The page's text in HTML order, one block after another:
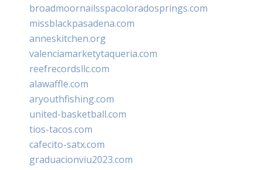
broadmoornailsspacoloradosprings.com
missblackpasadena.com
anneskitchen.org
valenciamarketytaqueria.com
reefrecordsllc.com
alawaffle.com
aryouthfishing.com
united-basketball.com
tios-tacos.com
cafecito-satx.com
graduacionviu2023.com